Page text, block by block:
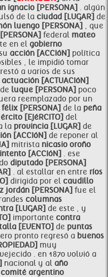
ignacio [PERSONA] . algún
de la ciudad [LUGAR] de
luengo [PERSONA] , que
federal mateo
en el gobierno
acción [ACCIóN] política
, le impidió tomar
a varios de sus
actuación [ACTUACIóN]
de luque [PERSONA] poco
reemplazado por un
félix [PERSONA] de la peña
[EJéRCITO] del
la provincia [LUGAR] de
[ACCIóN] de reponer al
mitrista nicasio oroño
intento [ACCIóN] . ese
diputado [PERSONA]
. al estallar en entre ríos
dirigida por el caudillo
jordán [PERSONA] fue el
columnas
[LUGAR] de este , y
importante contra
[EVENTO] de puntas
pronto regresó a buenos
muy
. en 1870 volvió a
nacional y al año
comité argentino